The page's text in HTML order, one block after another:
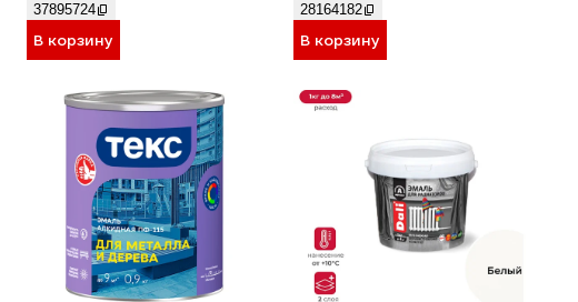
37895724
В корзину
28164182
В корзину